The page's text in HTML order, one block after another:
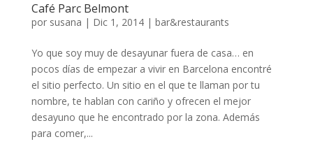
Café Parc Belmont
por susana | Dic 1, 2014| bar&restaurants
Yo que soy muy de desayunar fuera de casa… en
pocos días de empezar a vivir en Barcelona encontré
el sitio perfecto. Un sitio en el que te llaman por tu
nombre, te hablan con cariño y ofrecen el mejor
desayuno que he encontrado por la zona. Además
para comer,...